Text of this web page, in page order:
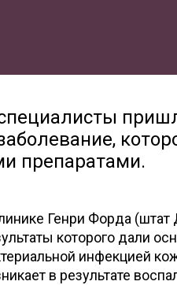
препаратами.
Генри Форда
которого дали
инфекцией
в результате